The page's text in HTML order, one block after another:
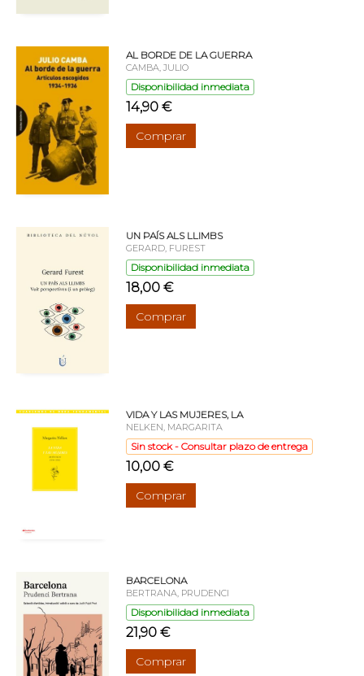
AL BORDE DE LA GUERRA
CAMBA, JULIO
Disponibilidad inmediata
14,90 €
Comprar
UN PAÍS ALS LLIMBS
GERARD, FUREST
Disponibilidad inmediata
18,00 €
Comprar
VIDA Y LAS MUJERES, LA
NELKEN, MARGARITA
Sin stock - Consultar plazo de entrega
10,00 €
Comprar
BARCELONA
BERTRANA, PRUDENCI
Disponibilidad inmediata
21,90 €
Comprar